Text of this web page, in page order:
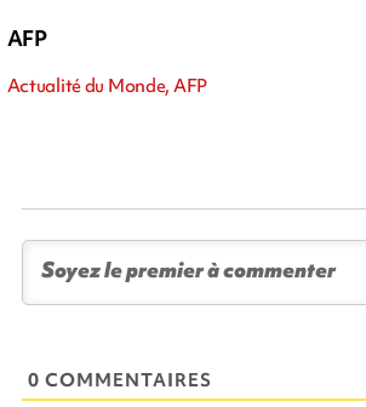
AFP
Actualité du Monde, AFP
0 COMMENTAIRES